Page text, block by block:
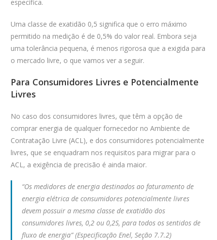
específica.
Uma classe de exatidão 0,5 significa que o erro máximo
permitido na medição é de 0,5% do valor real. Embora seja
uma tolerância pequena, é menos rigorosa que a exigida para
o mercado livre, o que vamos ver a seguir.
Para Consumidores Livres e Potencialmente
Livres
No caso dos consumidores livres, que têm a opção de
comprar energia de qualquer fornecedor no Ambiente de
Contratação Livre (ACL), e dos consumidores potencialmente
livres, que se enquadram nos requisitos para migrar para o
ACL, a exigência de precisão é ainda maior.
“Os medidores de energia destinados ao faturamento de
energia elétrica de consumidores potencialmente livres
devem possuir a mesma classe de exatidão dos
consumidores livres, 0,2 ou 0,2S, para todos os sentidos de
fluxo de energia” (Especificação Enel, Seção 7.7.2)